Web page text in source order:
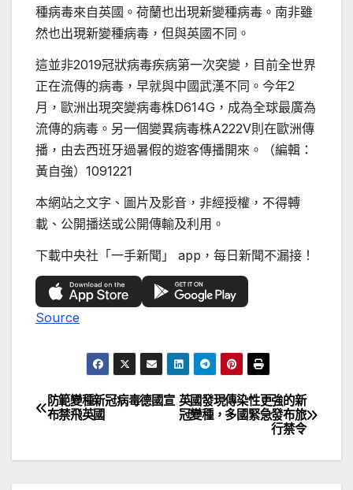
種病毒來自英國。荷蘭也出現新變種病毒。南非雖
然也出現新變種病毒，但與英國不同。
這並非2019冠狀病毒疾病第一次突變，目前全世界
正在流傳的病毒，早就與中國武漢不同。今年2
月，歐洲出現突變病毒株D614G，成為全球最廣為
流傳的病毒。另一個變異病毒株A222V則在歐洲傳
播，由去西班牙過暑假的遊客傳播開來。（編輯：
黃自強）1091221
本網站之文字、圖片及影音，非經授權，不得轉
載、公開播送或公開傳輸及利用。
下載中央社「一手新聞」 app，每日新聞不漏接！
Source
文
英國發現傳染性更強的新
冠變種，多國緊急發布旅
行禁令
防範變種新冠病毒德國宣
布禁飛英國